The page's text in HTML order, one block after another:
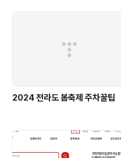
2024 전라도 봄축제 주차꿀팁